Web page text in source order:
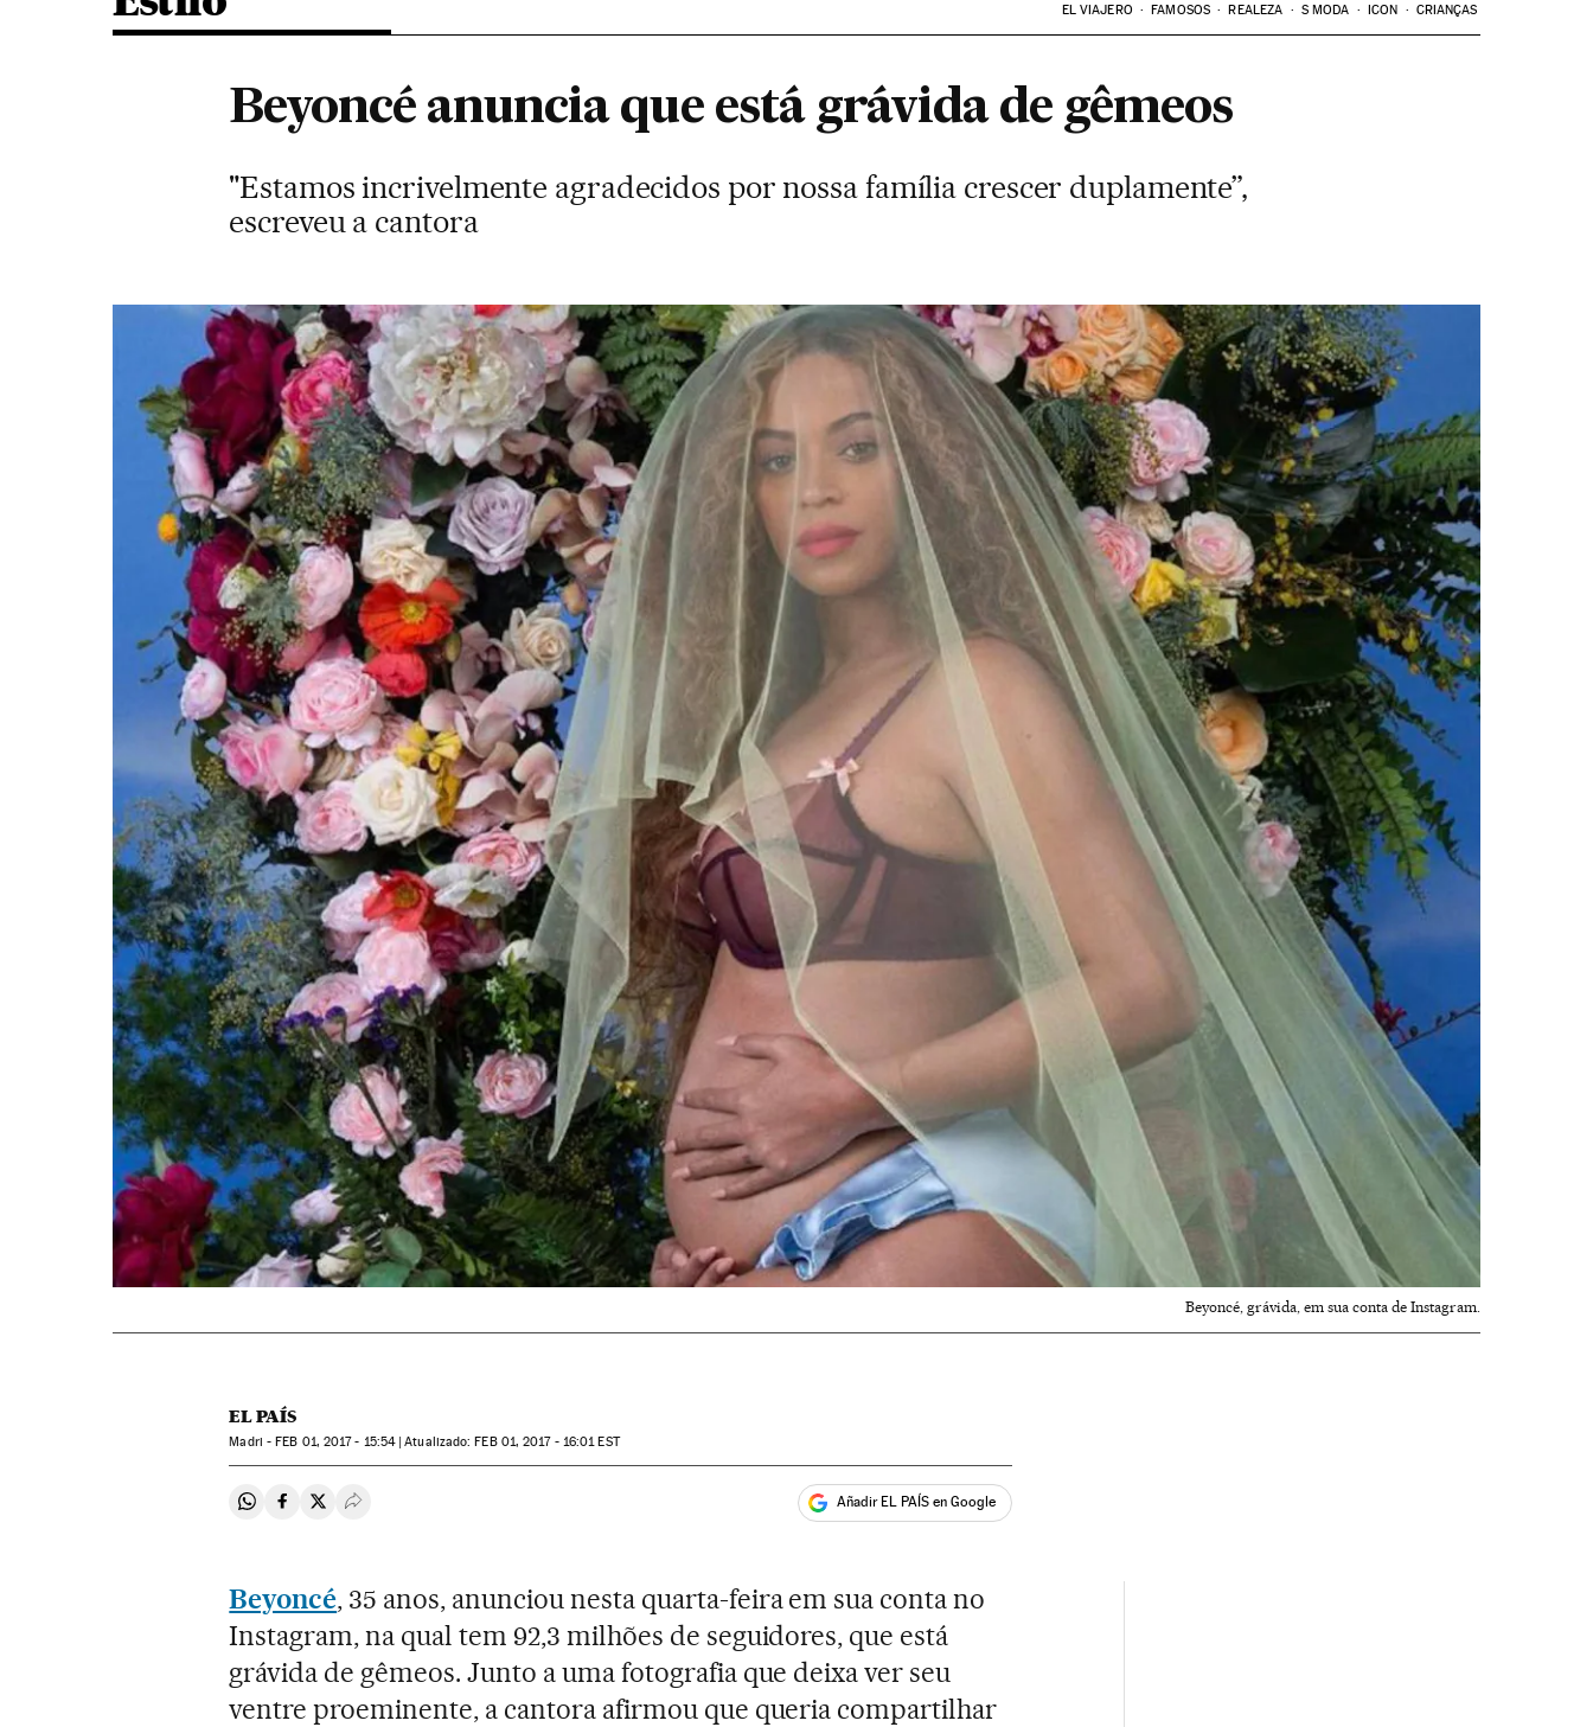
EL VIAJERO FAMOSOS REALEZA S MODA ICON CRIANÇAS
Beyoncé anuncia que está grávida de gêmeos
"Estamos incrivelmente agradecidos por nossa família crescer duplamente”,
escreveu a cantora
Beyoncé, grávida, em sua conta de Instagram.
EL PAÍS
Madri -FEB 01, 2017 - 15:54 atualizado: FEB01, 2017 - 16:01EST
Compartir en Whatsapp
Compartir en Facebook
Compartir en Twitter
Desplegar Redes Sociales Añadir EL PAÍS en Google
Beyoncé, 35 anos, anunciou nesta quarta-feira em sua conta no
Instagram, na qual tem 92,3 milhões de seguidores, que está
grávida de gêmeos. Junto a uma fotografia que deixa ver seu
ventre proeminente, a cantora afirmou que queria compartilhar